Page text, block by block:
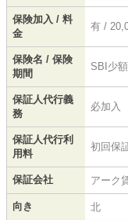
保険加入 / 料
金
有 /
保険名 / 保険
期間
SBI少
保証人代行義
務
必加入
保証人代行利
用料
初回保
保証会社 アーク
向き 北